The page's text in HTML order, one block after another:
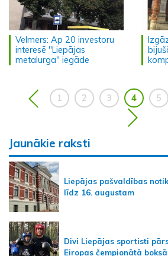
Velmers: Ap 20 investoru
interesē "Liepājas
metalurga" iegāde
1 2 3 4 5
Jaunākie raksti
Liepājas pašvaldības
līdz 16. augustam
Divi Liepājas sportisti
Eiropas čempionātā boksā